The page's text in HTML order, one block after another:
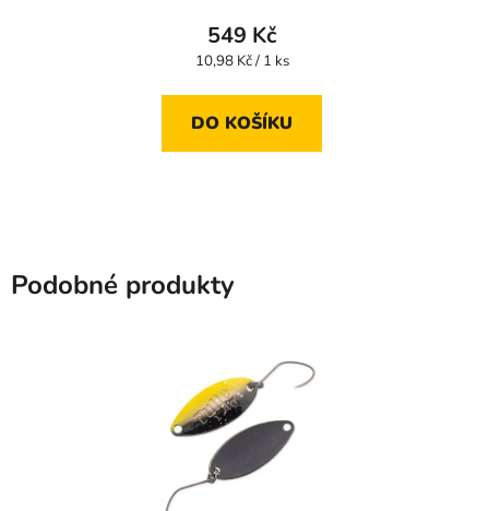
549 Kč
Měrná
10,98 Kč / 1 ks
DO KOŠÍKU
Podobné produkty